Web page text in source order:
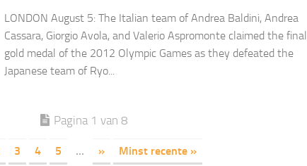
LONDON August 5: The Italian team of Andrea Baldini, Andrea
Cassara, Giorgio Avola, and Valerio Aspromonte claimed the final
gold medal of the 2012 Olympic Games as they defeated the
Japanese team of Ryo...
Pagina 1 van 8
3 4 5 ... » Minst recente »